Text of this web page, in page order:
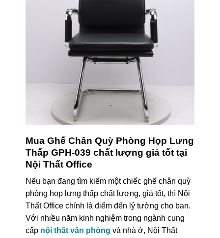
Mua Ghế Chân Quỳ Phòng Họp Lưng
Thấp GPH-039 chất lượng giá tốt tại
Nội Thất Office
Nếu bạn đang tìm kiếm một chiếc ghế chân quỳ
phòng họp lưng thấp chất lượng, giá tốt, thì Nội
Thất Office chính là điểm đến lý tưởng cho bạn.
Với nhiều năm kinh nghiệm trong ngành cung
cấp nội thất văn phòng và nhà ở, Nội Thất